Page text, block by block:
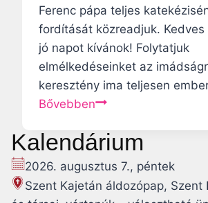
a
n
g
y
a
a
i
m
á
é
s
a
z
E
g
e
s
ü
Ferenc pápa teljes
fordítását közreadjuk. Kedves
jó napot kívánok! Folytatjuk
elmélkedéseinket az
keresztény ima teljesen
BővebbenF
r
Kalendárium
2026. augusztus 7., péntek
Szent Kajetán áldozópap, Szent